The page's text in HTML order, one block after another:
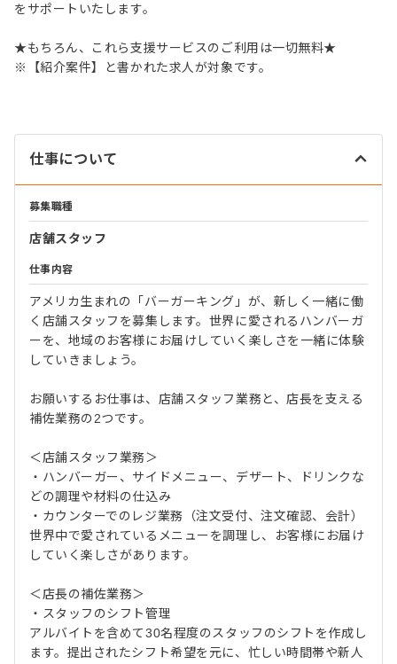
をサポートいたします。
★もちろん、これら支援サービスのご利用は一切無料★
※【紹介案件】と書かれた求人が対象です。
仕事について
募集職種
店舗スタッフ
仕事内容
アメリカ生まれの「バーガーキング」が、新しく一緒に働
く店舗スタッフを募集します。世界に愛されるハンバーガ
ーを、地域のお客様にお届けしていく楽しさを一緒に体験
していきましょう。
お願いするお仕事は、店舗スタッフ業務と、店長を支える
補佐業務の2つです。
＜店舗スタッフ業務＞
・ハンバーガー、サイドメニュー、デザート、ドリンクな
どの調理や材料の仕込み
・カウンターでのレジ業務（注文受付、注文確認、会計）
世界中で愛されているメニューを調理し、お客様にお届け
していく楽しさがあります。
＜店長の補佐業務＞
・スタッフのシフト管理
アルバイトを含めて30名程度のスタッフのシフトを作成し
ます。提出されたシフト希望を元に、忙しい時間帯や新人